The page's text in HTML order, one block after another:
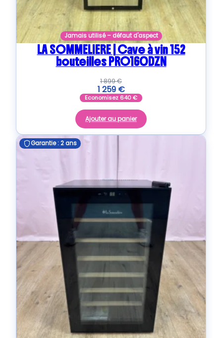
Jamais utilisé – défaut d'aspect
LA SOMMELIERE | Cave à vin 152
bouteilles PRO160DZN
1 899€
1 259 €
Economisez 640€
Ajouter au panier
Garantie : 2 ans